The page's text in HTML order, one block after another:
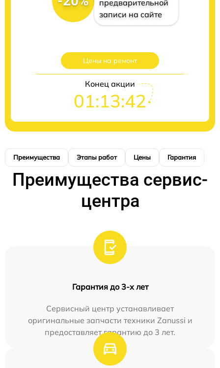
предварительной
записи на сайте
Цены на ремонт
Конец акции
01:13:41
Преимущества Этапы работ Цены Гарантия
Преимущества сервис-
центра
Гарантия до 3-х лет
Сервисный центр устанавливает
оригинальные запчасти техники Zanussi и
предоставляет гарантию до 3 лет.